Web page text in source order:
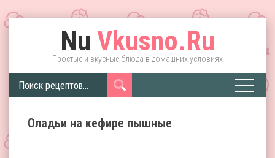
Nu Vkusno.Ru
Простые и вкусные блюда в домашних условиях
Оладьи на кефире пышные